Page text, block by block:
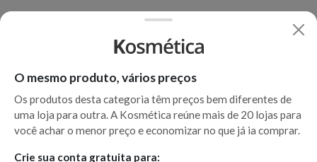
Economize R$ 32,72 (29%)
Cerave Loção Hidratante Pele
Economize R$ 21,00 (30%)
O mesmo produto, vários preços
Os produtos desta categoria têm preços bem diferentes de
uma loja para outra. A Kosmética reúne mais de 20 lojas para
você achar o menor preço e economizar no que já ia comprar.
Crie sua conta gratuita para: